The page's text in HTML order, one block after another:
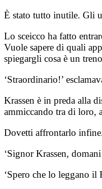
È stato tutto inutile. Gli
Lo sceicco ha fatto
Vuole sapere di quali
spiegargli cosa è un
‘Straordinario!’
Krassen è in preda alla
ammiccando tra di loro,
Dovetti affrontarlo
‘Signor Krassen,
‘Spero che lo leggano il